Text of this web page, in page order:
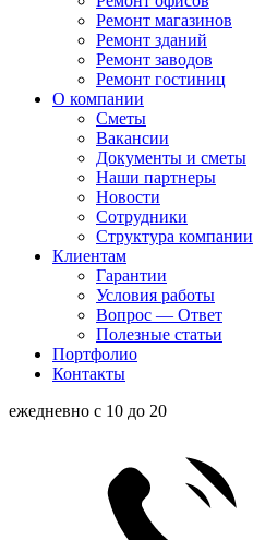
Ремонт магазинов
Ремонт зданий
Ремонт заводов
Ремонт гостиниц
О компании
Сметы
Вакансии
Документы и сметы
Наши партнеры
Новости
Сотрудники
Структура компании
Клиентам
Гарантии
Условия работы
Вопрос — Ответ
Полезные статьи
Портфолио
Контакты
ежедневно с 10 до 20